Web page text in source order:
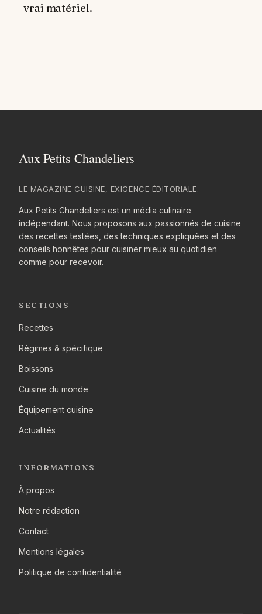
vrai matériel.
LE MAGAZINE CUISINE, EXIGENCE ÉDITORIALE.
Aux Petits Chandeliers est un média culinaire
indépendant. Nous proposons aux passionnés de cuisine
des recettes testées, des techniques expliquées et des
conseils honnêtes pour cuisiner mieux au quotidien
comme pour recevoir.
SECTIONS
Recettes
Régimes & spécifique
Boissons
Cuisine du monde
Équipement cuisine
Actualités
INFORMATIONS
À propos
Notre rédaction
Contact
Mentions légales
Politique de confidentialité